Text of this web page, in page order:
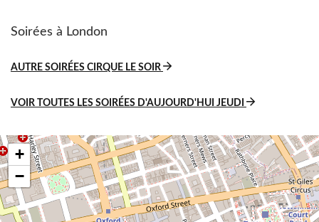
Soirées à London
AUTRE SOIRÉES CIRQUE LE SOIR
VOIR TOUTES LES SOIRÉES D'AUJOURD'HUI JEUDI